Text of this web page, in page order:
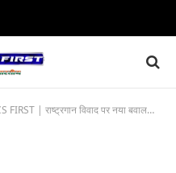
विवाद पर नया बवाल, रामेश्वर शर्मा बोले—‘वोट के लिए भावनाओं का अपमान |